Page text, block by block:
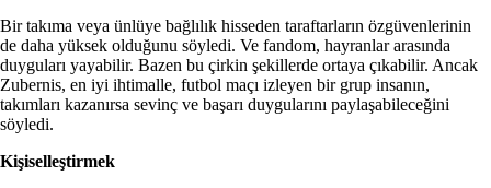
Bir takıma veya ünlüye bağlılık hisseden taraftarların özgüvenlerinin
de daha yüksek olduğunu söyledi. Ve fandom, hayranlar arasında
duyguları yayabilir. Bazen bu çirkin şekillerde ortaya çıkabilir. Ancak
Zubernis, en iyi ihtimalle, futbol maçı izleyen bir grup insanın,
takımları kazanırsa sevinç ve başarı duygularını paylaşabileceğini
söyledi.
Kişiselleştirmek